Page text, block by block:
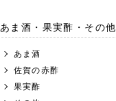
あま酒・果実酢・その他
あま酒
佐賀の赤酢
果実酢